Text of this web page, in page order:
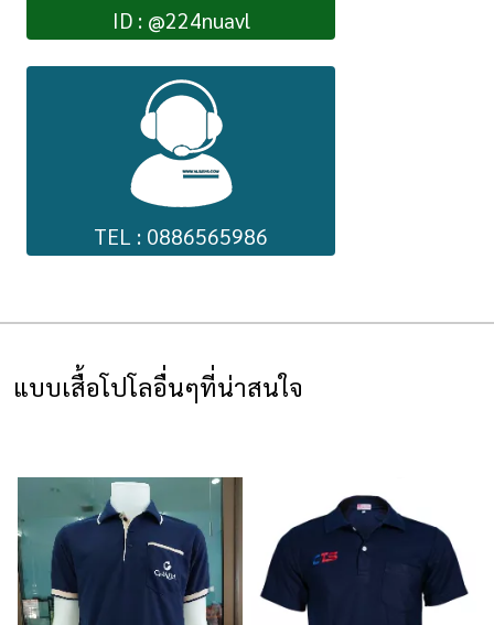
ID : @224nuavl
TEL : 0886565986
แบบเสื้อโปโลอื่นๆที่น่าสนใจ